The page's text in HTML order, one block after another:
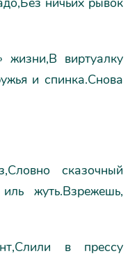
виртуалку
и спинка.Снова
сказочный
жуть.Взрежешь,
в прессу